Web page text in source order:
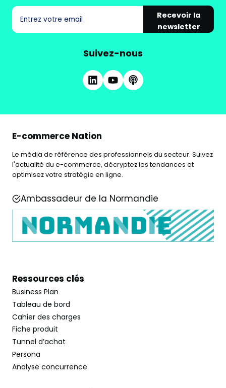
Recevoir la
newsletter
Suivez-nous
E-commerce Nation
Le média de référence des professionnels du secteur. Suivez
l'actualité du e-commerce, décryptez les tendances et
optimisez votre stratégie en ligne.
Ambassadeur de la Normandie
Ressources clés
Business Plan
Tableau de bord
Cahier des charges
Fiche produit
Tunnel d’achat
Persona
Analyse concurrence